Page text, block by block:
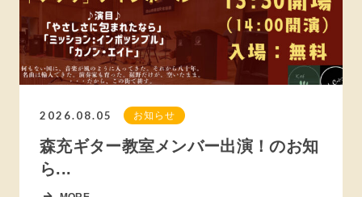
2026.08.05 お知らせ
森充ギター教室メンバー出演！のお知
ら...